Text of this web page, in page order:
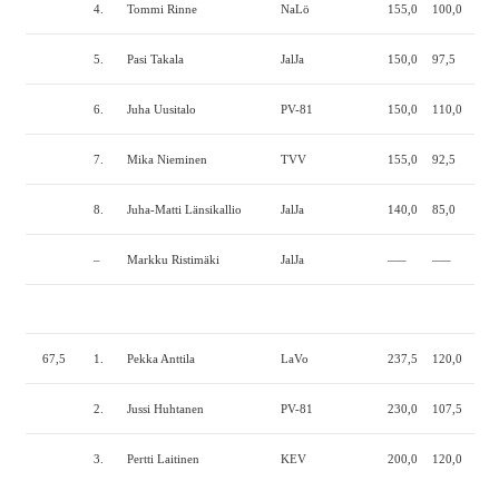
4. Tommi Rinne NaLö 155,0 100,0
5. Pasi Takala JalJa 150,0 97,5
6. Juha Uusitalo PV-81 150,0 110,0
7. Mika Nieminen TVV 155,0 92,5
8. Juha-Matti Länsikallio JalJa 140,0 85,0
– Markku Ristimäki JalJa —– —–
67,5 1. Pekka Anttila LaVo 237,5 120,0
2. Jussi Huhtanen PV-81 230,0 107,5
3. Pertti Laitinen KEV 200,0 120,0